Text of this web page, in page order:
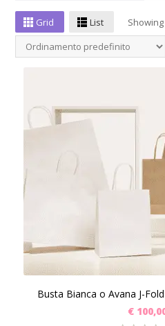
Grid List
Busta Bianca o Avana J-
€